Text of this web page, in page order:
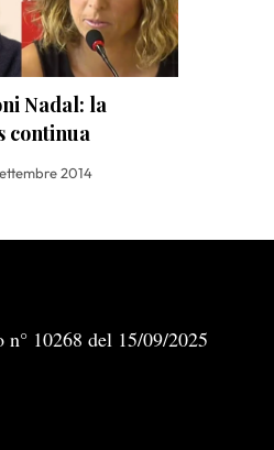
Nadal: la
continua
2014
10268 del 15/09/2025